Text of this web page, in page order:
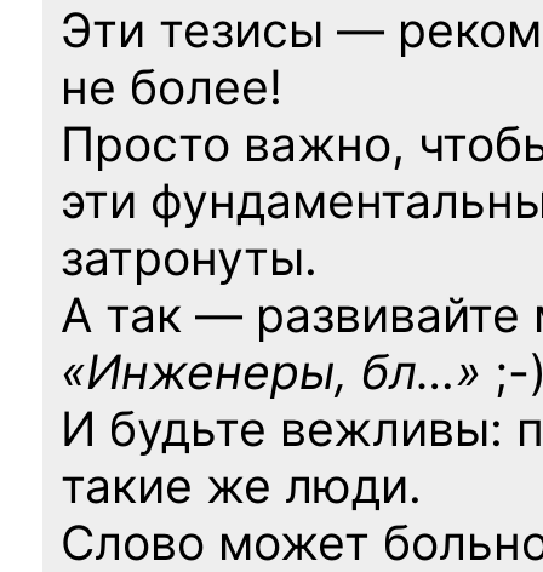
Эти тезисы —
не более!
Просто важно,
эти
затронуты.
А так — развивайте
«Инженеры, бл…» ;-
И будьте вежливы:
такие же люди.
Слово может